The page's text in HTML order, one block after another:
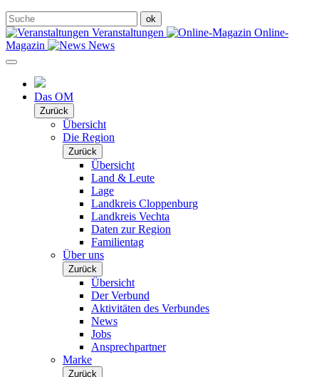
Veranstaltungen
Online-
Magazin
News
Das OM
Zurück
Übersicht
Die Region
Zurück
Übersicht
Land & Leute
Lage
Landkreis Cloppenburg
Landkreis Vechta
Daten zur Region
Familientag
Über uns
Zurück
Übersicht
Der Verbund
Aktivitäten des Verbundes
News
Jobs
Ansprechpartner
Marke
Zurück